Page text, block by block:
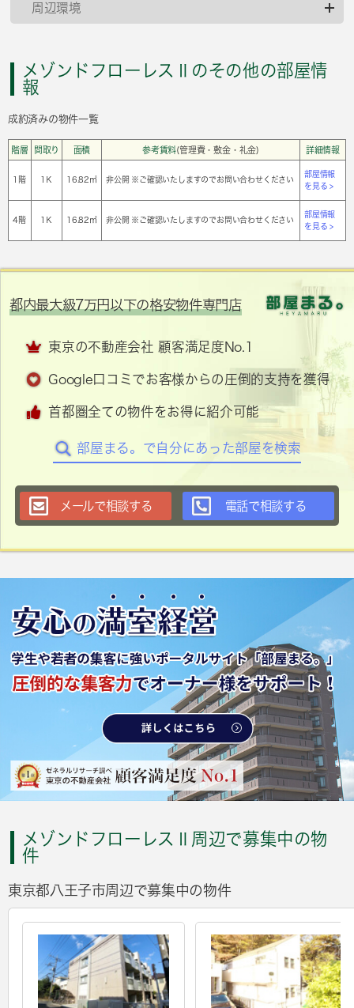
周辺環境
メゾンドフローレスⅡのその他の部屋情
報
成約済みの物件一覧
階層 間取り 面積 参考賃料(管理費・敷金・礼金) 詳細情報
1階 1Ｋ 16.82㎡ 非公開 ※ご確認いたしますのでお問い合わせください
部屋情報
を見る >
4階 1Ｋ 16.82㎡ 非公開 ※ご確認いたしますのでお問い合わせください
部屋情報
を見る >
都内最大級7万円以下の格安物件専門店
東京の不動産会社 顧客満足度No.1
Google口コミでお客様からの圧倒的支持を獲得
首都圏全ての物件をお得に紹介可能
部屋まる。で自分にあった部屋を検索
メールで相談する 電話で相談する
メゾンドフローレスⅡ周辺で募集中の物
件
東京都八王子市周辺で募集中の物件